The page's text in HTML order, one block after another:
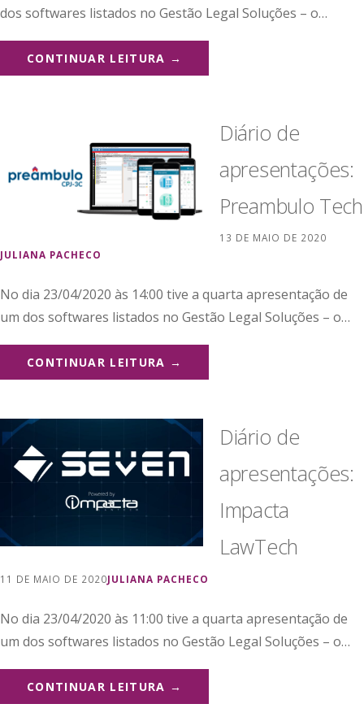
dos softwares listados no Gestão Legal Soluções – o…
CONTINUAR LEITURA →
Diário de
apresentações:
Preambulo Tech
13 DE MAIO DE 2020
JULIANA PACHECO
No dia 23/04/2020 às 14:00 tive a quarta apresentação de
um dos softwares listados no Gestão Legal Soluções – o…
CONTINUAR LEITURA →
Diário de
apresentações:
Impacta
LawTech
11 DE MAIO DE 2020JULIANA PACHECO
No dia 23/04/2020 às 11:00 tive a quarta apresentação de
um dos softwares listados no Gestão Legal Soluções – o…
CONTINUAR LEITURA →